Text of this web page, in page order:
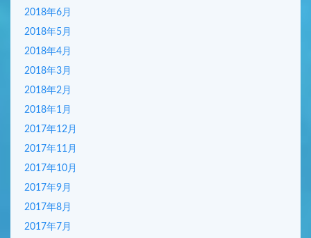
2018年6月
2018年5月
2018年4月
2018年3月
2018年2月
2018年1月
2017年12月
2017年11月
2017年10月
2017年9月
2017年8月
2017年7月